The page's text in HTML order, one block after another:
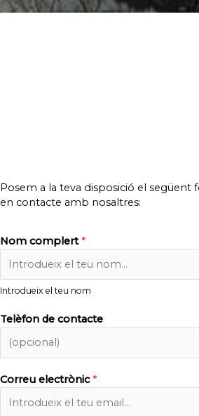
Posem a la teva disposició el
en contacte amb nosaltres:
Nom complert *
Introdueix el teu nom
Telèfon de contacte
Correu electrònic *